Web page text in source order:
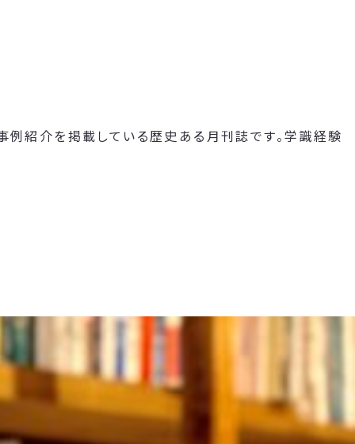
例紹介を掲載している歴史ある月刊誌です。学識経験